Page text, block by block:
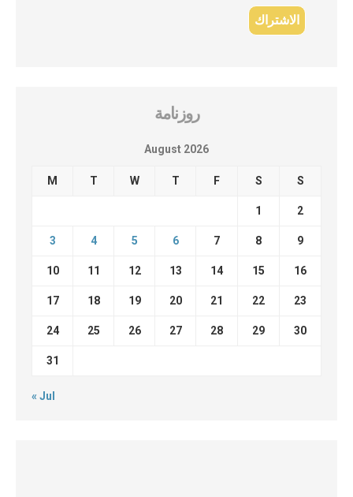
روزنامة
August 2026
M T W T F S S
1 2
3 4 5 6 7 8 9
10 11 12 13 14 15 16
17 18 19 20 21 22 23
24 25 26 27 28 29 30
31
« Jul